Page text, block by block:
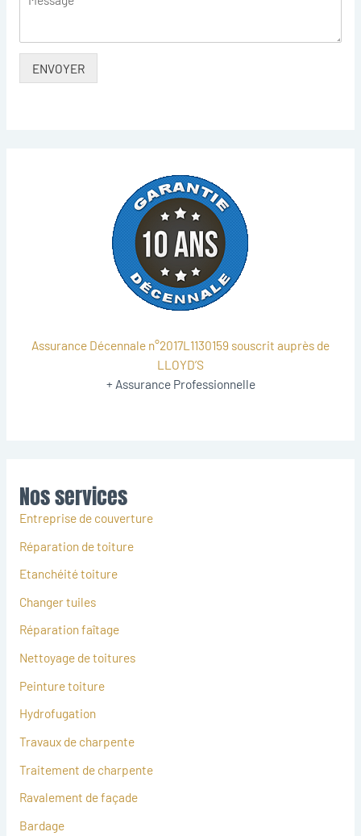
ENVOYER
Assurance Décennale n°2017L1130159 souscrit auprès de
LLOYD’S
+ Assurance Professionnelle
Nos services
Entreprise de couverture
Réparation de toiture
Etanchéité toiture
Changer tuiles
Réparation faîtage
Nettoyage de toitures
Peinture toiture
Hydrofugation
Travaux de charpente
Traitement de charpente
Ravalement de façade
Bardage